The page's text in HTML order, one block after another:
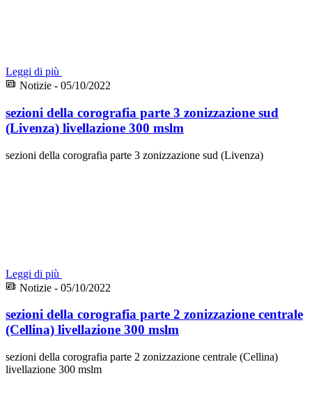
Leggi di più
Notizie - 05/10/2022
sezioni della corografia parte 3 zonizzazione sud
(Livenza) livellazione 300 mslm
sezioni della corografia parte 3 zonizzazione sud (Livenza)
Leggi di più
Notizie - 05/10/2022
sezioni della corografia parte 2 zonizzazione centrale
(Cellina) livellazione 300 mslm
sezioni della corografia parte 2 zonizzazione centrale (Cellina)
livellazione 300 mslm